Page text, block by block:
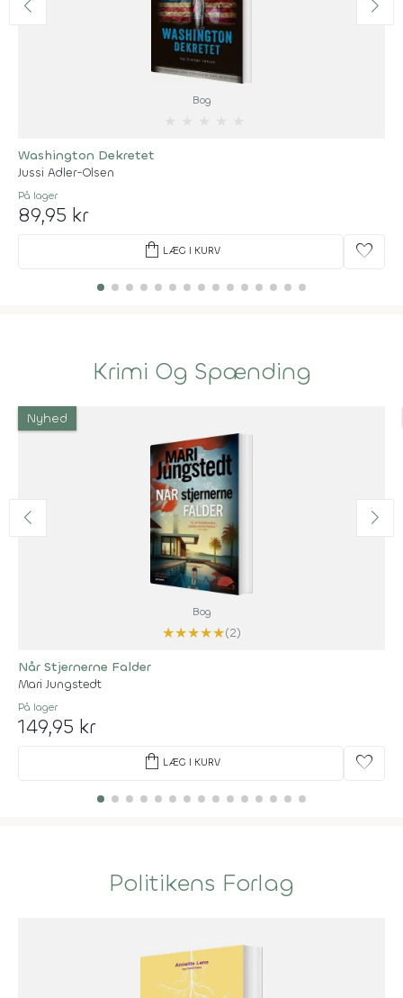
Bog
Washington Dekretet
Jussi Adler-Olsen
På lager
89,95 kr
shopping_bag LÆG I KURV favorite
Krimi Og Spænding
Nyhed
Bog
★★★★★(2)
Når Stjernerne Falder
Mari Jungstedt
På lager
149,95 kr
shopping_bag LÆG I KURV favorite
Politikens Forlag